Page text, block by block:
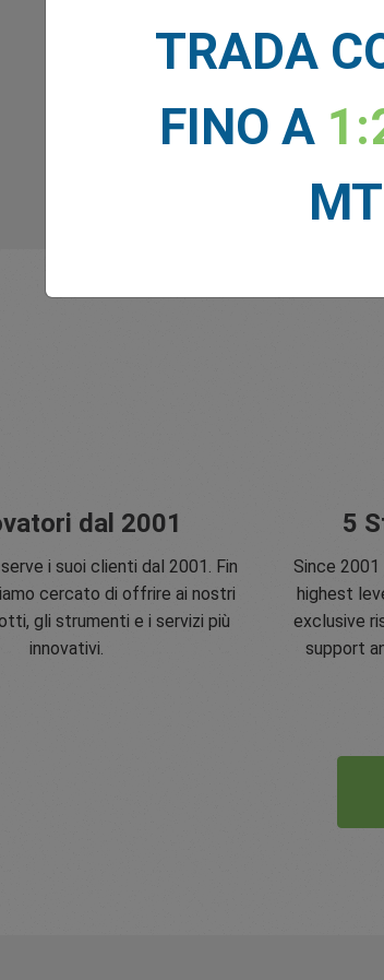
dal 2001
i suoi clienti dal 2001. Fin
cercato di offrire ai nostri
gli strumenti e i servizi più
innovativi.
5
Since
highest
exclusive
support
TRADA
FINO A